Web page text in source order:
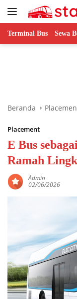
Terminal Bus Sewa
Beranda
Placement
E Bus
Ramah
Admin
02/06/2026